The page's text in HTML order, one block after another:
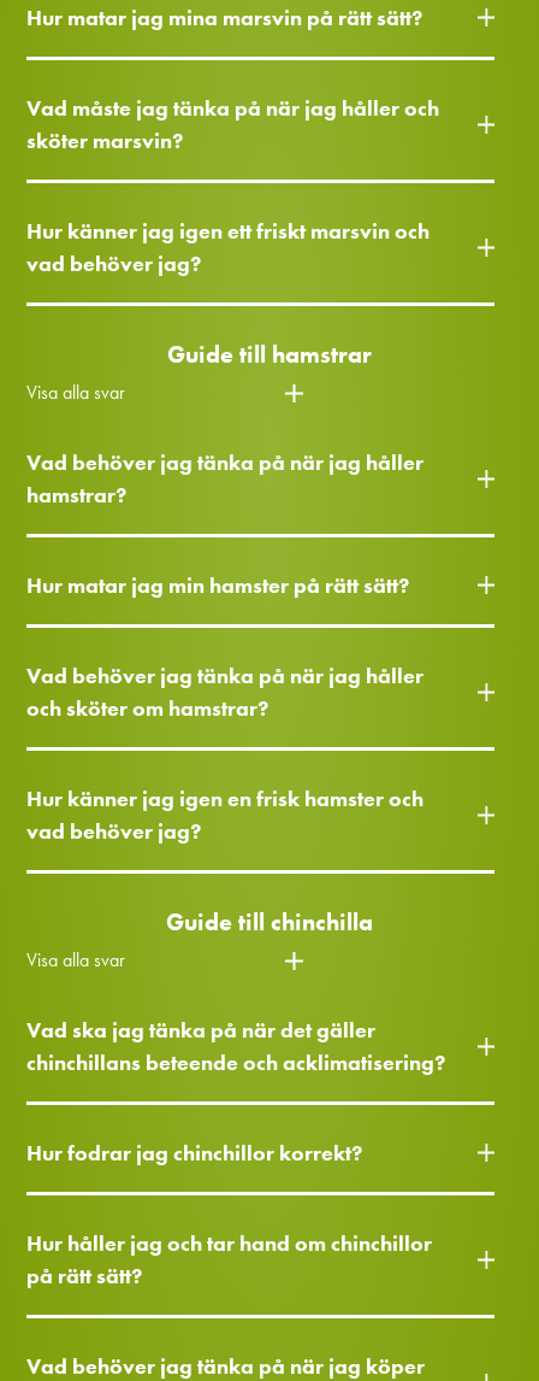
Hur matar jag mina marsvin på rätt sätt?
Vad måste jag tänka på när jag håller och
sköter marsvin?
Hur känner jag igen ett friskt marsvin och
vad behöver jag?
Guide till hamstrar
Visa alla svar
Vad behöver jag tänka på när jag håller
hamstrar?
Hur matar jag min hamster på rätt sätt?
Vad behöver jag tänka på när jag håller
och sköter om hamstrar?
Hur känner jag igen en frisk hamster och
vad behöver jag?
Guide till chinchilla
Visa alla svar
Vad ska jag tänka på när det gäller
chinchillans beteende och acklimatisering?
Hur fodrar jag chinchillor korrekt?
Hur håller jag och tar hand om chinchillor
på rätt sätt?
Vad behöver jag tänka på när jag köper